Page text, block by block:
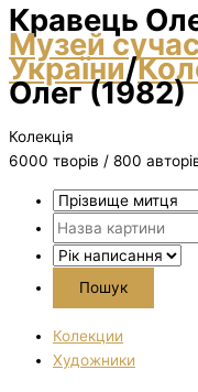
Кравець
Музей
України/
Олег (1982)
Колекція
6000 творiв / 800
Колекции
Художники